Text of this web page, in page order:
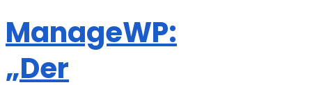
ManageWP:
„Der